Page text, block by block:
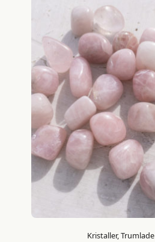
Kristaller, Trumlade